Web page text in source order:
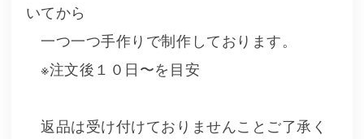
いてから
一つ一つ手作りで制作しております。
※注文後１０日〜を目安
返品は受け付けておりませんことご了承く